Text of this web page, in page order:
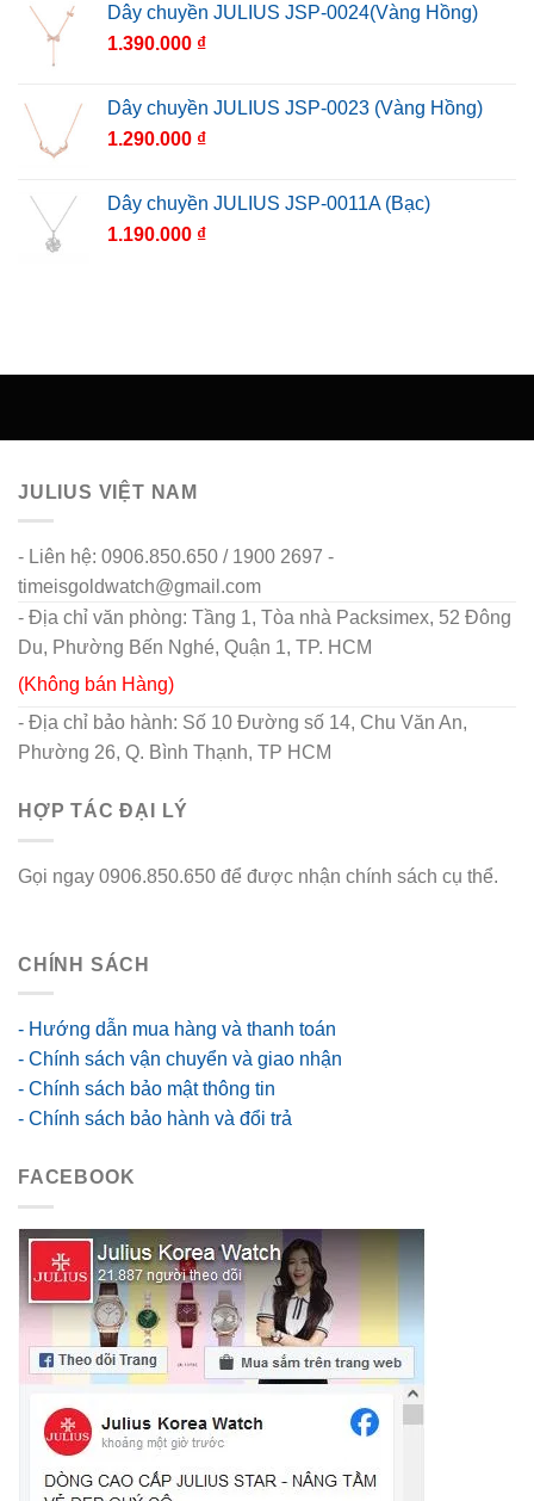
Dây chuyền JULIUS JSP-0024(Vàng Hồng)
1.390.000 ₫
Dây chuyền JULIUS JSP-0023 (Vàng Hồng)
1.290.000 ₫
Dây chuyền JULIUS JSP-0011A (Bạc)
1.190.000 ₫
JULIUS VIỆT NAM
- Liên hệ: 0906.850.650 / 1900 2697 -
timeisgoldwatch@gmail.com
- Địa chỉ văn phòng: Tầng 1, Tòa nhà Packsimex, 52 Đông
Du, Phường Bến Nghé, Quận 1, TP. HCM
(Không bán Hàng)
- Địa chỉ bảo hành: Số 10 Đường số 14, Chu Văn An,
Phường 26, Q. Bình Thạnh, TP HCM
HỢP TÁC ĐẠI LÝ
Gọi ngay 0906.850.650 để được nhận chính sách cụ thể.
CHÍNH SÁCH
- Hướng dẫn mua hàng và thanh toán
- Chính sách vận chuyển và giao nhận
- Chính sách bảo mật thông tin
- Chính sách bảo hành và đổi trả
FACEBOOK